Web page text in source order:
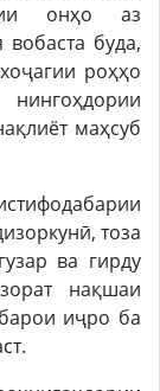
онҳо аз
вобаста буда,
роҳҳо
маҳсуб
тоза
ва гирду
нақшаи
иҷро ба